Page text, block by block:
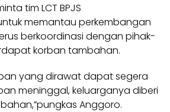
tim LCT BPJS
memantau perkembangan
berkoordinasi dengan pihak-
korban tambahan.
yang dirawat dapat segera
meninggal, keluarganya diberi
Anggoro.